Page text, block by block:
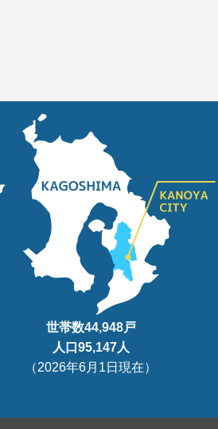
世帯数44,948戸
人口95,147人
（2026年6月1日現在）